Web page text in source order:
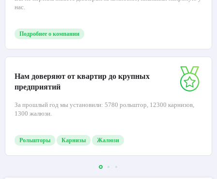
нас.
Подробнее о компании
Нам доверяют от квартир до крупных
предприятий
За прошлый год мы установили: 5780 рольштор, 12300 карнизов,
1300 жалюзи.
Рольшторы Карнизы Жалюзи